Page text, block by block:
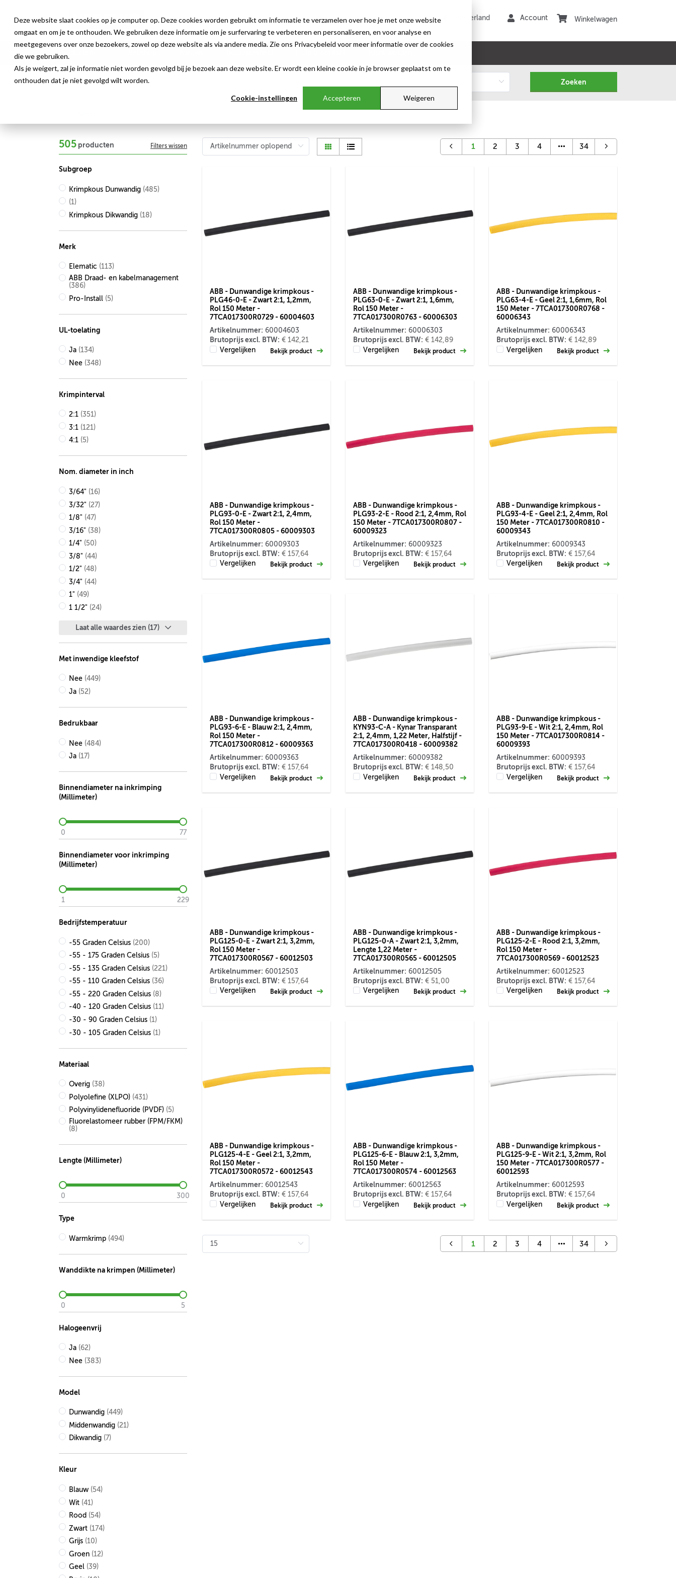
Deze website slaat cookies op je computer op. Deze cookies worden gebruikt om informatie te verzamelen over hoe je met onze website
omgaat en om je te onthouden. We gebruiken deze informatie om je surfervaring te verbeteren en personaliseren, en voor analyse en
meetgegevens over onze bezoekers, zowel op deze website als via andere media. Zie ons Privacybeleid voor meer informatie over de cookies
die we gebruiken.
Als je weigert, zal je informatie niet worden gevolgd bij je bezoek aan deze website. Er wordt een kleine cookie in je browser geplaatst om te
onthouden dat je niet gevolgd wilt worden.
Cookie-instellingen Accepteren Weigeren
Winkelwagen
505 producten Filters wissen
Subgroep
Krimpkous Dunwandig (485)
(1)
Krimpkous Dikwandig (18)
Merk
Elematic (113)
ABB Draad- en kabelmanagement
(386)
Pro-Install (5)
UL-toelating
Ja (134)
Nee (348)
Krimpinterval
2:1 (351)
3:1 (121)
4:1 (5)
Nom. diameter in inch
3/64" (16)
3/32" (27)
1/8" (47)
3/16" (38)
1/4" (50)
3/8" (44)
1/2" (48)
3/4" (44)
1" (49)
1 1/2" (24)
Laat alle waardes zien (17)
Met inwendige kleefstof
Nee (449)
Ja (52)
Bedrukbaar
Nee (484)
Ja (17)
Binnendiameter na inkrimping
(Millimeter)
0 77
Binnendiameter voor inkrimping
(Millimeter)
1 229
Bedrijfstemperatuur
-55 Graden Celsius (200)
-55 - 175 Graden Celsius (5)
-55 - 135 Graden Celsius (221)
-55 - 110 Graden Celsius (36)
-55 - 220 Graden Celsius (8)
-40 - 120 Graden Celsius (11)
-30 - 90 Graden Celsius (1)
-30 - 105 Graden Celsius (1)
Materiaal
Overig (38)
Polyolefine (XLPO) (431)
Polyvinylidenefluoride (PVDF) (5)
Fluorelastomeer rubber (FPM/FKM)
(8)
Lengte (Millimeter)
0 300
Type
Warmkrimp (494)
Wanddikte na krimpen (Millimeter)
0 5
Halogeenvrij
Ja (62)
Nee (383)
Model
Dunwandig (449)
Middenwandig (21)
Dikwandig (7)
Kleur
Blauw (54)
Wit (41)
Rood (54)
Zwart (174)
Grijs (10)
Groen (12)
Geel (39)
1 2 3 4 34
ABB - Dunwandige krimpkous -
PLG46-0-E - Zwart 2:1, 1,2mm,
Rol 150 Meter -
7TCA017300R0729 - 60004603
Artikelnummer: 60004603
Brutoprijs excl. BTW: € 142,21
Vergelijken
Bekijk product
ABB - Dunwandige krimpkous -
PLG63-0-E - Zwart 2:1, 1,6mm,
Rol 150 Meter -
7TCA017300R0763 - 60006303
Artikelnummer: 60006303
Brutoprijs excl. BTW: € 142,89
Vergelijken
Bekijk product
ABB - Dunwandige krimpkous -
PLG63-4-E - Geel 2:1, 1,6mm, Rol
150 Meter - 7TCA017300R0768 -
60006343
Artikelnummer: 60006343
Brutoprijs excl. BTW: € 142,89
Vergelijken
Bekijk product
ABB - Dunwandige krimpkous -
PLG93-0-E - Zwart 2:1, 2,4mm,
Rol 150 Meter -
7TCA017300R0805 - 60009303
Artikelnummer: 60009303
Brutoprijs excl. BTW: € 157,64
Vergelijken
Bekijk product
ABB - Dunwandige krimpkous -
PLG93-2-E - Rood 2:1, 2,4mm, Rol
150 Meter - 7TCA017300R0807 -
60009323
Artikelnummer: 60009323
Brutoprijs excl. BTW: € 157,64
Vergelijken
Bekijk product
ABB - Dunwandige krimpkous -
PLG93-4-E - Geel 2:1, 2,4mm, Rol
150 Meter - 7TCA017300R0810 -
60009343
Artikelnummer: 60009343
Brutoprijs excl. BTW: € 157,64
Vergelijken
Bekijk product
ABB - Dunwandige krimpkous -
PLG93-6-E - Blauw 2:1, 2,4mm,
Rol 150 Meter -
7TCA017300R0812 - 60009363
Artikelnummer: 60009363
Brutoprijs excl. BTW: € 157,64
Vergelijken
Bekijk product
ABB - Dunwandige krimpkous -
KYN93-C-A - Kynar Transparant
2:1, 2,4mm, 1,22 Meter, Halfstijf -
7TCA017300R0418 - 60009382
Artikelnummer: 60009382
Brutoprijs excl. BTW: € 148,50
Vergelijken
Bekijk product
ABB - Dunwandige krimpkous -
PLG93-9-E - Wit 2:1, 2,4mm, Rol
150 Meter - 7TCA017300R0814 -
60009393
Artikelnummer: 60009393
Brutoprijs excl. BTW: € 157,64
Vergelijken
Bekijk product
ABB - Dunwandige krimpkous -
PLG125-0-E - Zwart 2:1, 3,2mm,
Rol 150 Meter -
7TCA017300R0567 - 60012503
Artikelnummer: 60012503
Brutoprijs excl. BTW: € 157,64
Vergelijken
Bekijk product
ABB - Dunwandige krimpkous -
PLG125-0-A - Zwart 2:1, 3,2mm,
Lengte 1,22 Meter -
7TCA017300R0565 - 60012505
Artikelnummer: 60012505
Brutoprijs excl. BTW: € 51,00
Vergelijken
Bekijk product
ABB - Dunwandige krimpkous -
PLG125-2-E - Rood 2:1, 3,2mm,
Rol 150 Meter -
7TCA017300R0569 - 60012523
Artikelnummer: 60012523
Brutoprijs excl. BTW: € 157,64
Vergelijken
Bekijk product
ABB - Dunwandige krimpkous -
PLG125-4-E - Geel 2:1, 3,2mm,
Rol 150 Meter -
7TCA017300R0572 - 60012543
Artikelnummer: 60012543
Brutoprijs excl. BTW: € 157,64
Vergelijken
Bekijk product
ABB - Dunwandige krimpkous -
PLG125-6-E - Blauw 2:1, 3,2mm,
Rol 150 Meter -
7TCA017300R0574 - 60012563
Artikelnummer: 60012563
Brutoprijs excl. BTW: € 157,64
Vergelijken
Bekijk product
ABB - Dunwandige krimpkous -
PLG125-9-E - Wit 2:1, 3,2mm, Rol
150 Meter - 7TCA017300R0577 -
60012593
Artikelnummer: 60012593
Brutoprijs excl. BTW: € 157,64
Vergelijken
Bekijk product
1 2 3 4 34